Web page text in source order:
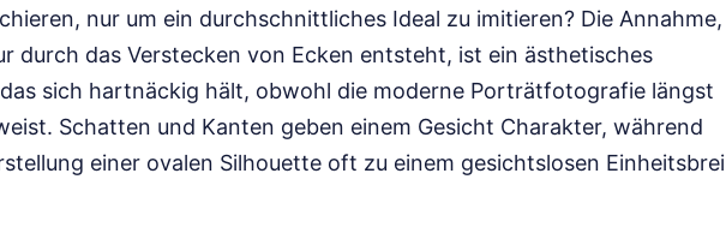
nur um ein durchschnittliches Ideal zu imitieren? Die Annahme,
durch das Verstecken von Ecken entsteht, ist ein ästhetisches
sich hartnäckig hält, obwohl die moderne Porträtfotografie längst
Schatten und Kanten geben einem Gesicht Charakter, während
einer ovalen Silhouette oft zu einem gesichtslosen Einheitsbrei